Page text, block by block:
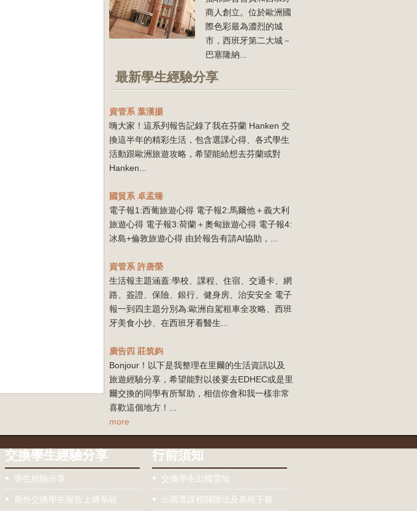
商人創立。位於歐洲國
際色彩最為濃烈的城
市，西班牙第二大城－
巴塞隆納...
最新學生經驗分享
資管系 葉漢揚
嗨大家！這系列報告記錄了我在芬蘭 Hanken 交
換這半年的精彩生活，包含選課心得、各式學生
活動跟歐洲旅遊攻略，希望能給想去芬蘭或對
Hanken...
國貿系 卓孟臻
電子報1:西葡旅遊心得 電子報2:馬爾他＋義大利
旅遊心得 電子報3:荷蘭＋奧匈旅遊心得 電子報4:
冰島+倫敦旅遊心得 由於報告有請AI協助，...
資管系 許唐榮
生活報主題涵蓋:學校、課程、住宿、交通卡、網
路、簽證、保險、銀行、健身房、治安安全 電子
報一到四主題分別為:歐洲自駕租車全攻略、西班
牙美食小抄、在西班牙看醫生...
廣告四 莊筑鈞
Bonjour！以下是我整理在里爾的生活資訊以及
旅遊經驗分享，希望能對以後要去EDHEC或是里
爾交換的同學有所幫助，相信你會和我一樣非常
喜歡這個地方！...
more
交換學生經驗分享
學生經驗分享
薦外交換學生報告上傳系統
行前須知
交換學生出國需知
出國選課相關辦法及表格下載